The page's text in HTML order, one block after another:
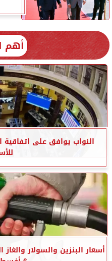
أهم
النواب يوافق على
أسعار البنزين والسولار